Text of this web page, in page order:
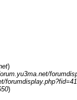
)
forumdisplay.php?fid=41
)